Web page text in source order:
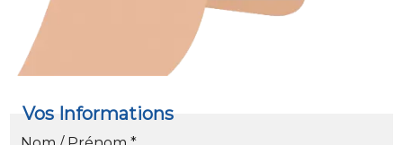
Vos Informations